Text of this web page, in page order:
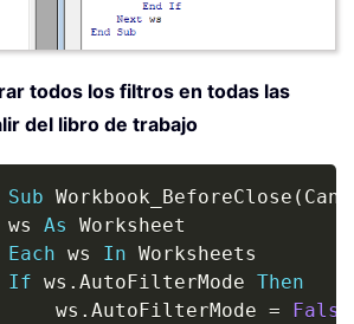
todos los filtros en todas las
del libro de trabajo
Sub Workbook_BeforeClose (
ws As Worksheet
Each ws In Worksheets
If ws . AutoFilterMode Then
ws
. AutoFilterMode =
False
Copy